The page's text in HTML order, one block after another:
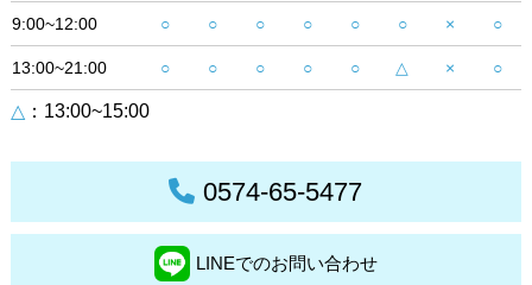
9:00~12:00 ○ ○ ○ ○ ○ ○ × ○
13:00~21:00 ○ ○ ○ ○ ○ △ × ○
△ ：13:00~15:00
0574-65-5477
LINEでのお問い合わせ